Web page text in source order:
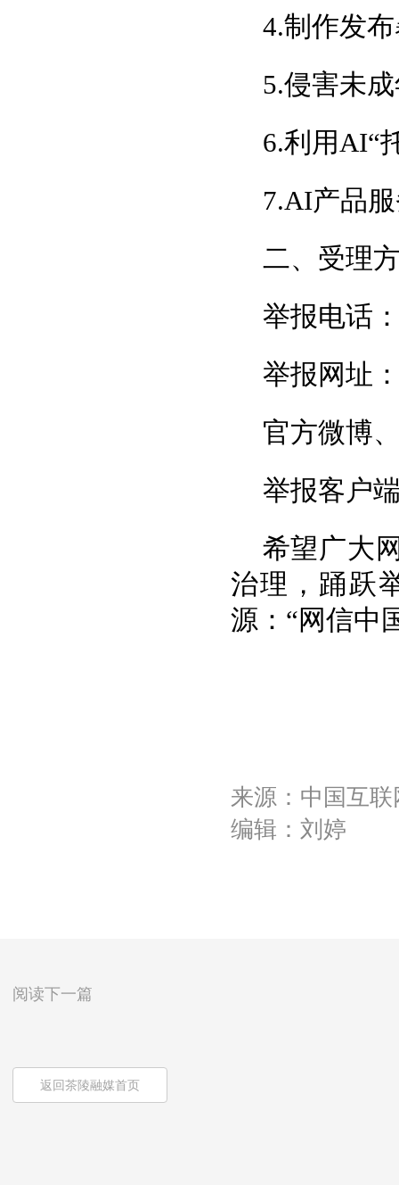
4.制作发
5.侵害未
6.利用AI“
7.AI产品
二、受理
举报电话
举报网址
官方微博
举报客户
希望广大
治理，踊跃
源：“网信中
来源：中国互
编辑：刘婷
阅读下一篇
返回茶陵融媒首页